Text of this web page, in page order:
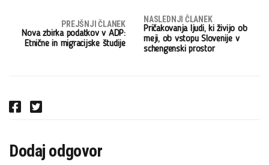
PREJŠNJI ČLANEK
Nova zbirka podatkov v ADP:
Etnične in migracijske študije
NASLEDNJI ČLANEK
Pričakovanja ljudi, ki živijo ob
meji, ob vstopu Slovenije v
schengenski prostor
F
e
T
t
Dodaj odgovor